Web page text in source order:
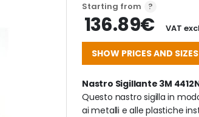
Starting from
136.89€ VAT
SHOW PRICES AND SIZES
Nastro Sigillante 3M
Questo nastro sigilla in
ai metalli e alle plastiche